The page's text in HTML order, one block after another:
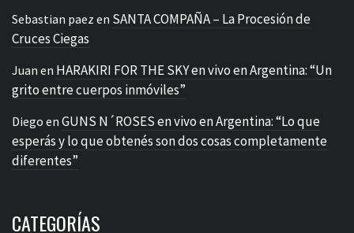
Sebastian paez en SANTA COMPAÑA – La Procesión de
Cruces Ciegas
Juan en HARAKIRI FOR THE SKY en vivo en Argentina: “Un
grito entre cuerpos inmóviles”
Diego en GUNS N´ROSES en vivo en Argentina: “Lo que
esperás y lo que obtenés son dos cosas completamente
diferentes”
CATEGORÍAS